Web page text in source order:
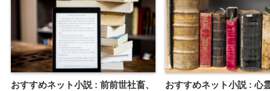
おすすめネット小説 : 前前世社畜、
おすすめネット小説 : 心